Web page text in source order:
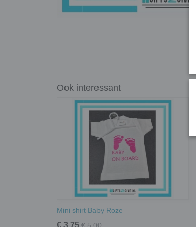
Ook interessant
Mini shirt Baby Roze
€ 3,75